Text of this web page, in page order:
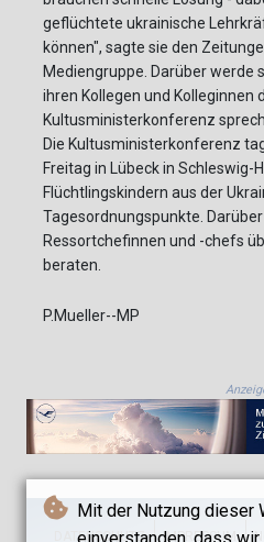
Mit der Nutzung dieser
geflüchtete ukrainische
können", sagte sie den
Mediengruppe. Darüber werde
ihren Kollegen und Kolleginnen
Kultusministerkonferenz
Die Kultusministerkonferenz
Freitag in Lübeck in Schleswig-
Flüchtlingskindern aus der
Tagesordnungspunkte.
Ressortchefinnen und -chefs
beraten.
P.Mueller--MP
DATENSCHUTZ IMPRESSUM